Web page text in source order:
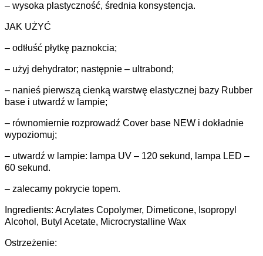
– wysoka plastyczność, średnia konsystencja.
JAK UŻYĆ
– odtłuść płytkę paznokcia;
– użyj dehydrator; następnie – ultrabond;
– nanieś pierwszą cienką warstwę elastycznej bazy Rubber
base i utwardź w lampie;
– równomiernie rozprowadź Cover base NEW i dokładnie
wypoziomuj;
– utwardź w lampie: lampa UV – 120 sekund, lampa LED –
60 sekund.
– zalecamy pokrycie topem.
Ingredients: Acrylates Copolymer, Dimeticone, Isopropyl
Alcohol, Butyl Acetate, Microcrystalline Wax
Ostrzeżenie: